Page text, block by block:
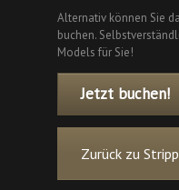
Alternativ können Sie
buchen.
Models für Sie!
Jetzt buchen!
Zurück zu